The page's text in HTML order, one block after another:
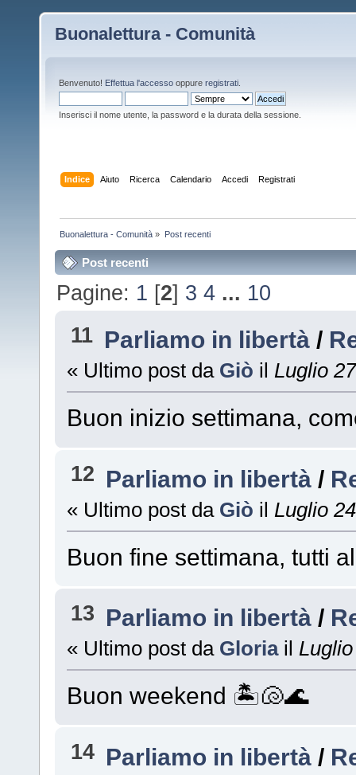
Buonalettura - Comunità
Benvenuto! Effettua l'accesso oppure registrati
Inserisci il nome utente, la password e la durata della sessione.
Indice Aiuto Ricerca Calendario Accedi Registrati
Buonalettura - Comunità » Post recenti
Post recenti
Pagine: 1 [2] 3 4 ... 10
11 Parliamo in libertà /
« Ultimo post da Giò il Luglio
Buon inizio settimana,
12 Parliamo in libertà /
« Ultimo post da Giò il Luglio
Buon fine settimana, tutti
13 Parliamo in libertà /
« Ultimo post da Gloria il
Buon weekend 🏝️🐚🌊
14 Parliamo in libertà /